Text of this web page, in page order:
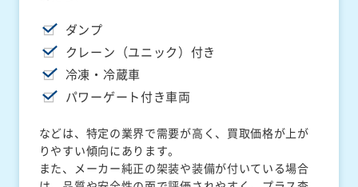
ダンプ
クレーン（ユニック）付き
冷凍・冷蔵車
パワーゲート付き車両
などは、特定の業界で需要が高く、買取価格が上が
りやすい傾向にあります。
また、メーカー純正の架装や装備が付いている場合